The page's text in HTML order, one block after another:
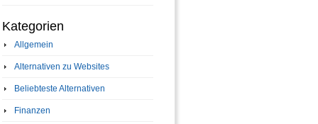
Kategorien
Allgemein
Alternativen zu Websites
Beliebteste Alternativen
Finanzen